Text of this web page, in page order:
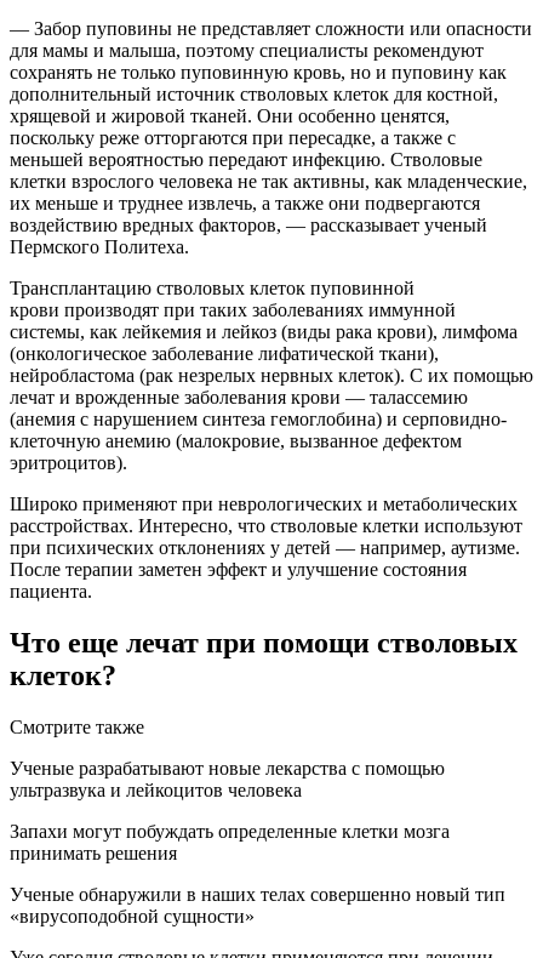
— Забор пуповины не представляет сложности или опасности
для мамы и малыша, поэтому специалисты рекомендуют
сохранять не только пуповинную кровь, но и пуповину как
дополнительный источник стволовых клеток для костной,
хрящевой и жировой тканей. Они особенно ценятся,
поскольку реже отторгаются при пересадке, а также с
меньшей вероятностью передают инфекцию. Стволовые
клетки взрослого человека не так активны, как младенческие,
их меньше и труднее извлечь, а также они подвергаются
воздействию вредных факторов, — рассказывает ученый
Пермского Политеха.
Трансплантацию стволовых клеток пуповинной
крови производят при таких заболеваниях иммунной
системы, как лейкемия и лейкоз (виды рака крови), лимфома
(онкологическое заболевание лифатической ткани),
нейробластома (рак незрелых нервных клеток). С их помощью
лечат и врожденные заболевания крови — талассемию
(анемия с нарушением синтеза гемоглобина) и серповидно-
клеточную анемию (малокровие, вызванное дефектом
эритроцитов).
Широко применяют при неврологических и метаболических
расстройствах. Интересно, что стволовые клетки используют
при психических отклонениях у детей — например, аутизме.
После терапии заметен эффект и улучшение состояния
пациента.
Что еще лечат при помощи стволовых
клеток?
Смотрите также
Ученые разрабатывают новые лекарства с помощью
ультразвука и лейкоцитов человека
Запахи могут побуждать определенные клетки мозга
принимать решения
Ученые обнаружили в наших телах совершенно новый тип
«вирусоподобной сущности»